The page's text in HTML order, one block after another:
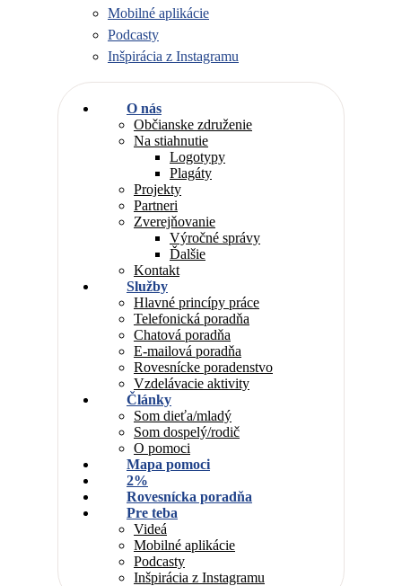
Mobilné aplikácie
Podcasty
Inšpirácia z Instagramu
O nás
Občianske združenie
Na stiahnutie
Logotypy
Plagáty
Projekty
Partneri
Zverejňovanie
Výročné správy
Ďalšie
Kontakt
Služby
Hlavné princípy práce
Telefonická poradňa
Chatová poradňa
E-mailová poradňa
Rovesnícke poradenstvo
Vzdelávacie aktivity
Články
Som dieťa/mladý
Som dospelý/rodič
O pomoci
Mapa pomoci
2%
Rovesnícka poradňa
Pre teba
Videá
Mobilné aplikácie
Podcasty
Inšpirácia z Instagramu